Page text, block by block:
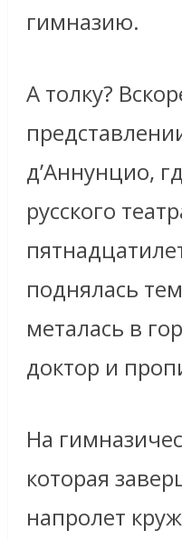
гимназию.
А толку?
д’Аннунцио,
русского
поднялась
металась в
доктор и
На
которая
напролет